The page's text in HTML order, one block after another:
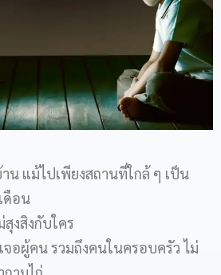
น แม้ไปเพียงสถานที่ใกล้ ๆ เป็น
ดือน
สุงสิงกับใคร
จอผู้คน รวมถึงคนในครอบครัว ไม่